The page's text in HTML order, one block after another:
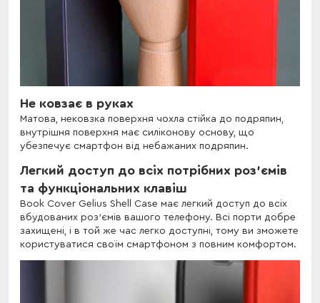
Не ковзає в руках
Матова, нековзка поверхня чохла стійка до подряпин,
внутрішня поверхня має силіконову основу, що
убезпечує смартфон від небажаних подряпин.
Легкий доступ до всіх потрібних роз'ємів
та функціональних клавіш
Book Cover Gelius Shell Case має легкий доступ до всіх
вбудованих роз'ємів вашого телефону. Всі порти добре
захищені, і в той же час легко доступні, тому ви зможете
користуватися своїм смартфоном з повним комфортом.